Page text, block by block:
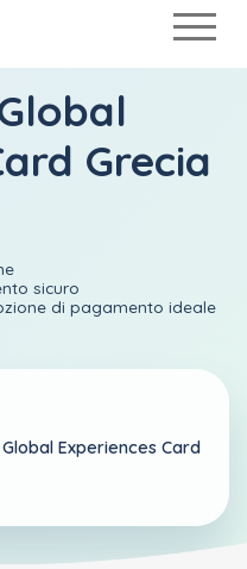
Grecia
sicuro
di pagamento ideale
Global Experiences Card